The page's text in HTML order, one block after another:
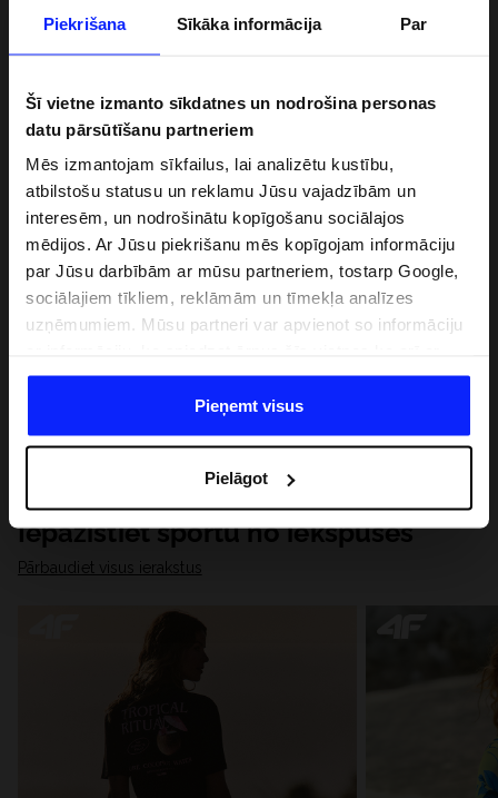
Piekrišana Sīkāka informācija Par
Šī vietne izmanto sīkdatnes un nodrošina personas
datu pārsūtīšanu partneriem
Mēs izmantojam sīkfailus, lai analizētu kustību,
atbilstošu statusu un reklamu Jūsu vajadzībām un
interesēm, un nodrošinātu kopīgošanu sociālajos
mēdijos. Ar Jūsu piekrišanu mēs kopīgojam informāciju
par Jūsu darbībām ar mūsu partneriem, tostarp Google,
sociālajiem tīkliem, reklāmām un tīmekļa analīzes
uzņēmumiem. Mūsu partneri var apvienot so informāciju
datiem, ko viņi iegūst, izmantojot viņu pakalpojumus. Ar
Jūsu atļauju, mēs varam pārsūtīt Jūsu personas datus
saviem partneriem, lai uzlabotu veidu, kadā tiek rādīta
saturu un uzlabotu mūsu partneru piedāvātos risinajumus
( piem. socialos tīklus). Detalizētu informāciju var atrast
mūsu Privātuma politikā un sadaļā "Detaļas".
Pieņemt visus
Pielāgot
Iepazīstiet sportu no iekšpuses
Pārbaudiet visus ierakstus